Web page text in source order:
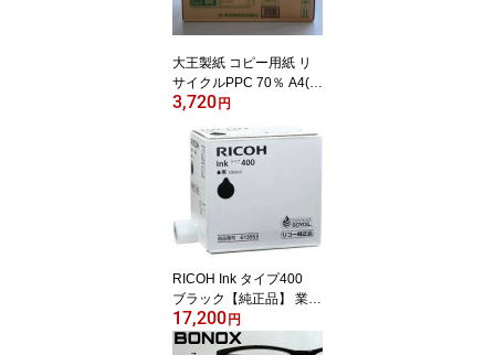
大王製紙 コピー用紙 リ
サイクルPPC 70％ A4(5
00枚×5冊)
3,720円
RICOH Ink タイプ400
ブラック【純正品】 業務
用1000ml×5個セット：6
13953×5
17,200円